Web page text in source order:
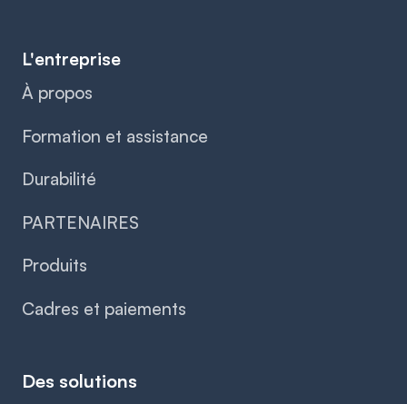
L'entreprise
À propos
Formation et assistance
Durabilité
PARTENAIRES
Produits
Cadres et paiements
Des solutions